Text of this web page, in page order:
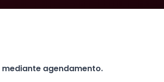
agendamento.